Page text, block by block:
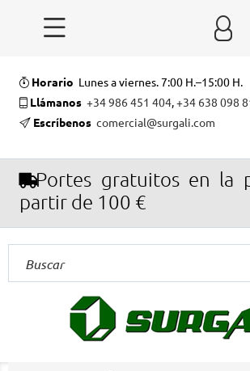

Horario Lunes a viernes. 7:00 H.–15:00 H.
Llámanos +34 986 451 404,+34 638 098
Escríbenos comercial@surgali.com
Portes gratuitos en la
partir de 100 €